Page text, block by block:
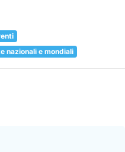
nazionali e mondiali